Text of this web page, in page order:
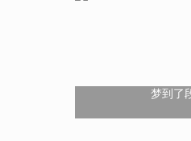
梦到了